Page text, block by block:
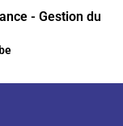
- Gestion du